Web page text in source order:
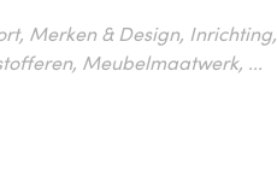
Merken & Design, Inrichting,
Meubelmaatwerk, ...